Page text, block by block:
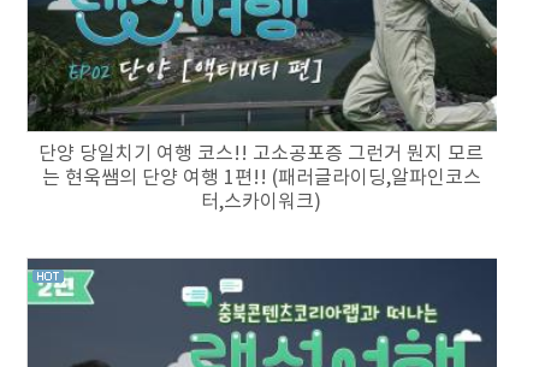
단양 당일치기 여행 코스!! 고소공포증 그런거 뭔지 모르
는 현욱쌤의 단양 여행 1편!! (패러글라이딩,알파인코스
터,스카이워크)